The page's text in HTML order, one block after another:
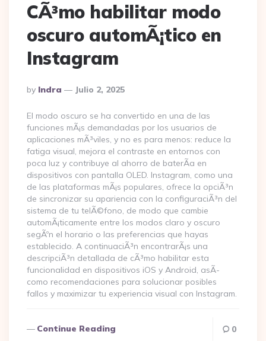
CÃ³mo habilitar modo
oscuro automÃ¡tico en
Instagram
Posted
By
By Indra Julio 2, 2025
El modo oscuro se ha convertido en una de las
funciones mÃ¡s demandadas por los usuarios de
aplicaciones mÃ³viles, y no es para menos: reduce la
fatiga visual, mejora el contraste en entornos con
poca luz y contribuye al ahorro de baterÃ­a en
dispositivos con pantalla OLED. Instagram, como una
de las plataformas mÃ¡s populares, ofrece la opciÃ³n
de sincronizar su apariencia con la configuraciÃ³n del
sistema de tu telÃ©fono, de modo que cambie
automÃ¡ticamente entre los modos claro y oscuro
segÃºn el horario o las preferencias que hayas
establecido. A continuaciÃ³n encontrarÃ¡s una
descripciÃ³n detallada de cÃ³mo habilitar esta
funcionalidad en dispositivos iOS y Android, asÃ­
como recomendaciones para solucionar posibles
fallos y maximizar tu experiencia visual con Instagram.
Continue Reading 0